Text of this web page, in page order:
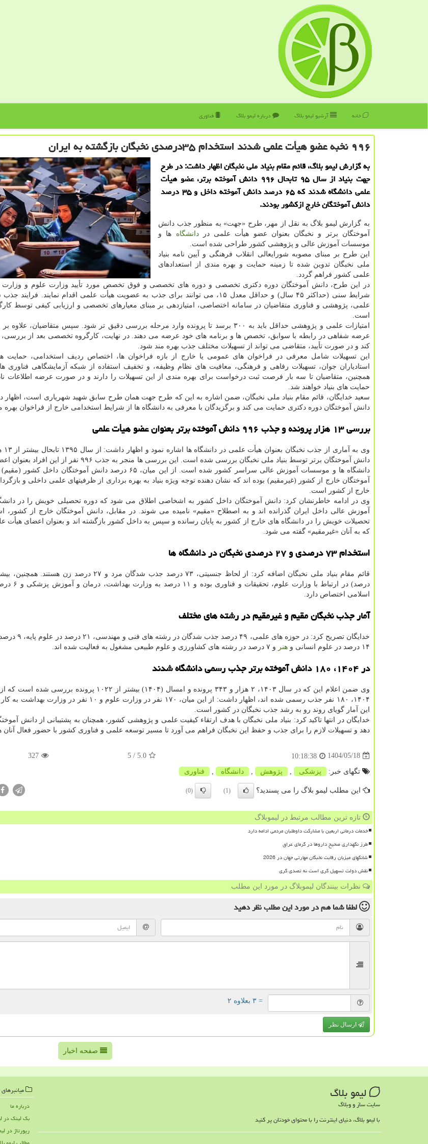
خانه آرشیو لیمو بلاگ درباره لیمو بلاگ فناوری
۹۹۶ نخبه عضو هیأت علمی شدند استخدام ۳۵درصدی نخبگان بازگشته به ایران
به گزارش لیمو بلاگ، قائم مقام بنیاد ملی نخبگان اظهار داشت: در طرح
جهت بنیاد از سال ۹۵ تابحال ۹۹۶ دانش آموخته برتر، عضو هیأت
علمی دانشگاه شدند که ۶۵ درصد دانش آموخته داخل و ۳۵ درصد
دانش آموختگان خارج ازکشور بودند.
به گزارش لیمو بلاگ به نقل از مهر، طرح «جهت» به منظور جذب دانش
آموختگان برتر و نخبگان بعنوان عضو هیأت علمی دردانشگاه ها و
موسسات آموزش عالی و پژوهشی کشور طراحی شده است.
این طرح بر مبنای مصوبه شورایعالی انقلاب فرهنگی و آیین نامه بنیاد
ملی نخبگان تدوین شده تا زمینه حمایت و بهره مندی از استعدادهای
علمی کشور فراهم گردد.
در این طرح، دانش آموختگان دوره دکتری تخصصی و دوره های تخصصی و فوق تخصص مورد تأیید وزارت علوم و وزارت
شرایط سنی (حداکثر ۴۵ سال) و حداقل معدل ۱۵، می توانند برای جذب به عضویت هیأت علمی اقدام نمایند.
علمی، پژوهشی و فناوری متقاضیان در سامانه اختصاصی، امتیازدهی بر مبنای معیارهای تخصصی و ارزیابی کیفی توسط
است.
امتیازات علمی و پژوهشی حداقل باید به ۳۰۰ برسد تا پرونده وارد مرحله بررسی دقیق تر شود. سپس متقاضیان،
عرضه شفاهی در رابطه با سوابق، تخصص ها و برنامه های خود عرضه می دهند. در نهایت، کارگروه تخصصی بعد از بررسی،
کند و در صورت تأیید، متقاضی می تواند از تسهیلات مختلف جذب بهره مند شود.
این تسهیلات شامل معرفی در فراخوان های عمومی یا خارج از بازه فراخوان ها، اختصاص ردیف استخدامی، حمایت
استادیاران جوان، تسهیلات رفاهی و فرهنگی، معافیت های نظام وظیفه، و تخفیف استفاده از شبکه آزمایشگاهی فناوری
همچنین، متقاضیان تا سه بار فرصت ثبت درخواست برای بهره مندی از این تسهیلات را دارند و در صورت عرضه اطلاعات
حمایت های بنیاد خواهند شد.
سعید خدایگان، قائم مقام بنیاد ملی نخبگان، ضمن اشاره به این که طرح جهت همان طرح سابق شهید شهریاری است، اظهار
دانش آموختگان دوره دکتری حمایت می کند و برگزیدگان با معرفی به دانشگاه ها از شرایط استخدامی خارج از فراخوان
بررسی ۱۳ هزار پرونده و جذب ۹۹۶ دانش آموخته برتر بعنوان عضو هیأت علمی
دانش آموختگان برتر توسط بنیاد ملی نخبگان بررسی شده است. این بررسی ها منجر
آموختگان خارج از کشور (غیرمقیم) بوده اند که نشان دهنده توجه ویژه بنیاد به بهره برداری از ظرفیتهای علمی داخلی و
خارج از کشور است.
وی در ادامه خاطرنشان کرد: دانش آموختگان داخل کشور به اشخاصی اطلاق می شود که دوره تحصیلی خویش را در
آموزش عالی داخل ایران گذرانده اند و به اصطلاح «مقیم» نامیده می شوند. در مقابل، دانش آموختگان خارج از
تحصیلات خویش را در دانشگاه های خارج از کشور به پایان رسانده و سپس به داخل کشور بازگشته اند و بعنوان اعضای
که به آنان «غیرمقیم» گفته می شود.
استخدام ۷۳ درصدی و ۲۷ درصدی نخبگان در دانشگاه ها
درصد) در ارتباط با
اسلامی اختصاص دارد.
آمار جذب نخبگان مقیم و غیرمقیم در رشته های مختلف
خدایگان تصریح کرد: در حوزه
۱۴ درصد در علوم انسانی و
هنر و ۷ درصد در رشته های کشاورزی و علوم طبیعی مشغول به فعالیت شده اند.
در ۱۴۰۴، ۱۸۰ دانش آموخته برتر جذب رسمی دانشگاه شدند
وی ضمن اعلام این که در سال ۱۴۰۳، ۲ هزار و ۳۴۳ پرونده و امسال (۱۴۰۴) بیشتر از
۱۴۰۴، ۱۸۰ نفر جذب رسمی شده اند، اظهار داشت: از این میان، ۱۷۰ نفر در وزارت
این آمار گویای روند رو به رشد جذب نخبگان در کشور است.
خدایگان در انتها تاکید کرد: بنیاد ملی نخبگان با هدف ارتقاء کیفیت علمی و پژوهشی کشور، همچنان به پشتیبانی از دانش
دهد و تسهیلات لازم را برای جذب و حفظ این نخبگان فراهم می آورد تا مسیر توسعه علمی و فناوری کشور با حضور فعال آنان
1404/05/18
10:18:38
5.0
/ 5
327
تگهای خبر: پزشكی پژوهش دانشگاه فناوری
این مطلب لیمو بلاگ را می پسندید؟ (1)
(0)
تازه ترین مطالب مرتبط در لیموبلاگ
خدمات درمانی اربعین با مشارکت داوطلبان مردمی ادامه دارد
طرز نگهداری صحیح داروها در گرمای عراق
شانگهای میزبان رقابت نخبگان مهارتی جهان در 2026
نقش دولت تسهیل گری است نه تصدی گری
نظرات بینندگان لیموبلاگ در مورد این مطلب
لطفا شما همدر مورد این مطلبنظر دهید
= ۳ بعلاوه ۲
ارسال نظر
صفحه اخبار
لیمو بلاگ
سایت ساز و وبلاگ
با لیمو بلاگ، دنیای اینترنت را با محتوای خودتان پر کنید
درباره ما
بک لینک در
رپورتاژ در